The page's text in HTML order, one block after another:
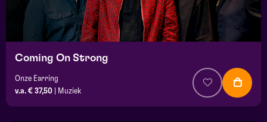
Coming On Strong
Onze Earring
v.a. € 37,50
Muziek